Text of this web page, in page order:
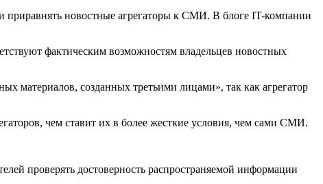
приравнять новостные агрегаторы к СМИ. В блоге IT-компании
фактическим возможностям владельцев новостных
материалов, созданных третьими лицами», так как агрегатор
чем ставит их в более жесткие условия, чем сами СМИ.
проверять достоверность распространяемой информации